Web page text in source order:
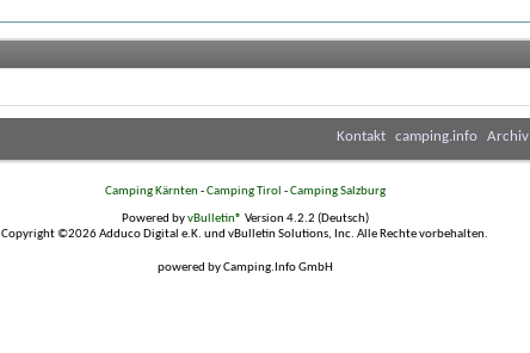
Kontakt camping.info Archiv
Camping Kärnten-Camping Tirol -Camping Salzburg
Powered byvBulletin® Version 4.2.2 (Deutsch)
Copyright ©2026 Adduco Digital e.K. und vBulletin Solutions, Inc. Alle Rechte vorbehalten.
powered by Camping.Info GmbH